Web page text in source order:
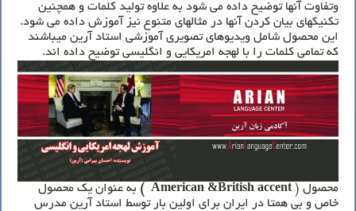
وتفاوت آنها توضیح داده می شود به علاوه تولید کلمات و همچنین
تکنیکهای بیان کردن آنها در مثالهای متنوع نیز آموزش داده می شود.
این محصول شامل ویدیوهای تصویری آموزشی استاد آرین میباشند
که تمامی کلمات را با لهجه امریکایی و انگلیسی توضیح داده اند.
محصول (American &British accent
) به عنوان یک محصول
خاص و بی همتا در ایران برای اولین بار توسط استاد آرین مدرس